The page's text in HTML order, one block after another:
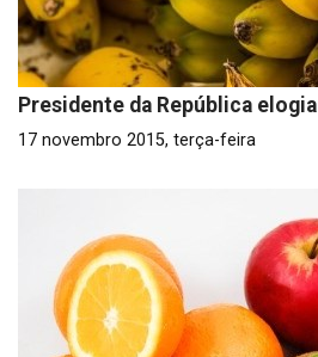
Presidente da República
17 novembro 2015, terça-feira